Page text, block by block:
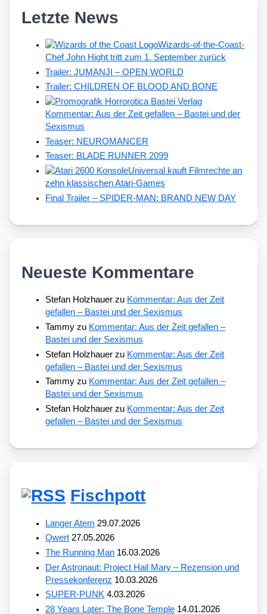
Letzte News
Wizards-of-the-Coast-
Chef John Hight tritt zum 1. September zurück
Trailer: JUMANJI – OPEN WORLD
Trailer: CHILDREN OF BLOOD AND BONE
Kommentar: Aus der Zeit gefallen – Bastei und der
Sexismus
Teaser: NEUROMANCER
Teaser: BLADE RUNNER 2099
Universal kauft Filmrechte an
zehn klassischen Atari-Games
Final Trailer – SPIDER-MAN: BRAND NEW DAY
Neueste Kommentare
Stefan Holzhauer zu Kommentar: Aus der Zeit
gefallen – Bastei und der Sexismus
Tammy zu Kommentar: Aus der Zeit gefallen –
Bastei und der Sexismus
Stefan Holzhauer zu Kommentar: Aus der Zeit
gefallen – Bastei und der Sexismus
Tammy zu Kommentar: Aus der Zeit gefallen –
Bastei und der Sexismus
Stefan Holzhauer zu Kommentar: Aus der Zeit
gefallen – Bastei und der Sexismus
Fischpott
Langer Atem 29.07.2026
Qwert 27.05.2026
The Running Man 16.03.2026
Der Astronaut: Project Hail Mary – Rezension und
Pressekonferenz 10.03.2026
SUPER-PUNK 4.03.2026
28 Years Later: The Bone Temple 14.01.2026